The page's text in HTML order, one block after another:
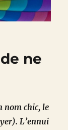
ne
nom chic, le
L’ennui